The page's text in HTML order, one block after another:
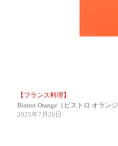
【フランス料理】
Bistrot Orange（ビストロ オラン
2025年7月20日